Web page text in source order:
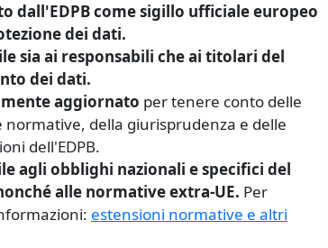
dall'EDPB come sigillo ufficiale europeo
dei dati.
sia ai responsabili che ai titolari del
dei dati.
aggiornato per tenere conto delle
normative, della giurisprudenza e delle
dell'EDPB.
agli obblighi nazionali e specifici del
alle normative extra-UE. Per
estensioni normative e altri